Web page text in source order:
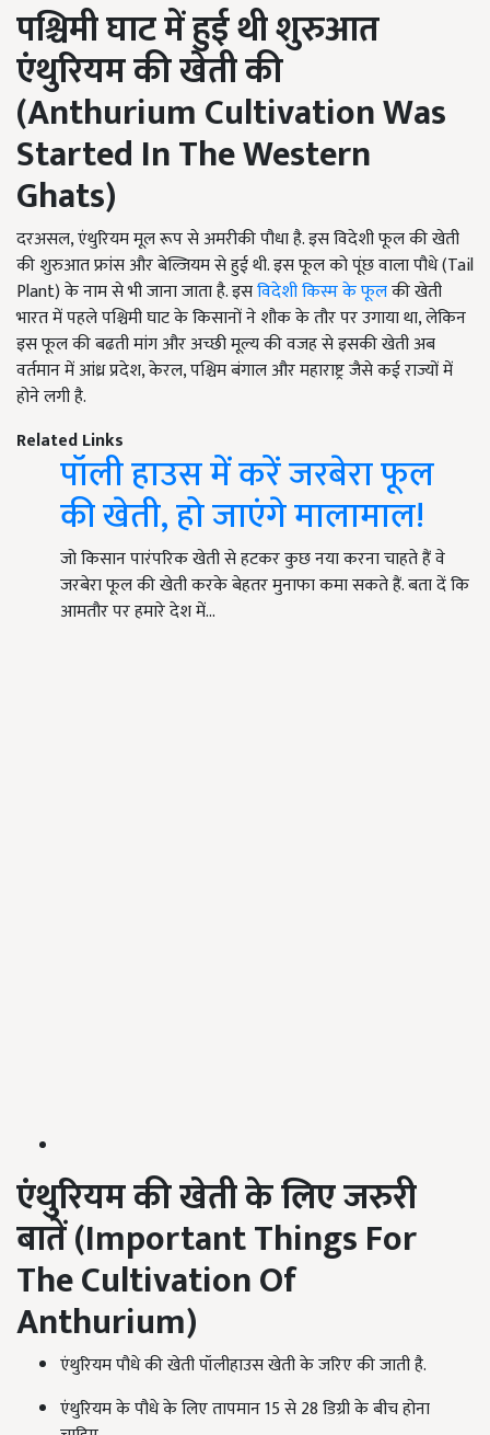
पश्चिमी घाट में हुई थी शुरुआत
एंथुरियम की खेती की
(Anthurium Cultivation Was
Started In The Western
Ghats)
दरअसल, एंथुरियम मूल रूप से अमरीकी पौधा है. इस विदेशी फूल की खेती
की शुरुआत फ्रांस और बेल्जियम से हुई थी. इस फूल को पूंछ वाला पौधे (Tail
Plant) के नाम से भी जाना जाता है. इसविदेशी किस्म के फूलकी खेती
भारत में पहले पश्चिमी घाट के किसानों ने शौक के तौर पर उगाया था, लेकिन
इस फूल की बढती मांग और अच्छी मूल्य की वजह से इसकी खेती अब
वर्तमान में आंध्र प्रदेश, केरल, पश्चिम बंगाल और महाराष्ट्र जैसे कई राज्यों में
होने लगी है.
Related Links
पॉली हाउस में करें जरबेरा फूल
की खेती, हो जाएंगे मालामाल!
जो किसान पारंपरिक खेती से हटकर कुछ नया करना चाहते हैं वे
जरबेरा फूल की खेती करके बेहतर मुनाफा कमा सकते हैं. बता दें कि
आमतौर पर हमारे देश में…
एंथुरियम की खेती के लिए जरुरी
बातें (Important Things For
The Cultivation Of
Anthurium)
एंथुरियम पौधे की खेती पॉलीहाउस खेती के जरिए की जाती है.
एंथुरियम के पौधे के लिए तापमान 15 से 28 डिग्री के बीच होना